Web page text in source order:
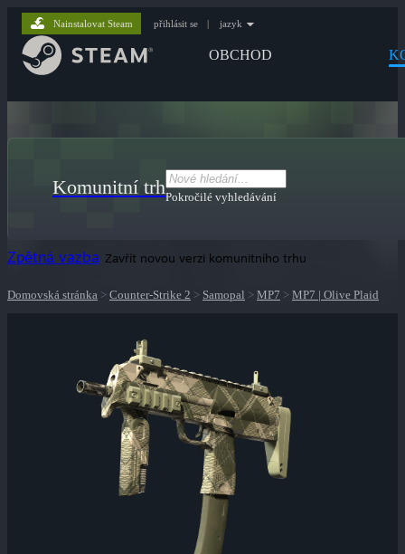
OBCHOD
Nainstalovat Steam přihlásit se | jazyk
Komunitní trhPokročilé vyhledávání
Zpětná vazba Zavřít novou verzi komunitního trhu
Domovská stránka > Counter-Strike 2 > Samopal > MP7 > MP7 | Olive Plaid